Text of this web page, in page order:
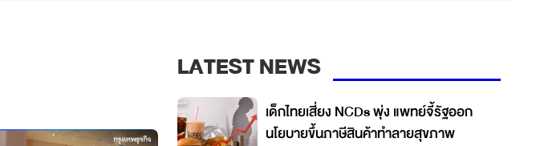
LATEST NEWS
เด็กไทยเสี่ยง NCDs พุ่ง แพทย์จี้รัฐออก
นโยบายขึ้นภาษีสินค้าทำลายสุขภาพ